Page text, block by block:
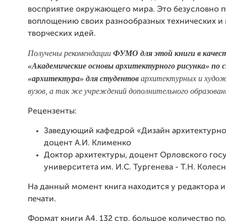
восприятие окружающего мира. Это безусловно
воплощению своих разнообразных технических и
творческих идей.
Получены рекомендации ФУМО для этой книги в
«Академические основы архитектурного рисунка» по
«архитектура» для студентов архитектурных и
вузов, а так же учреждений дополнительного
Рецензенты:
Заведующий кафедрой «Дизайн
доцент А.И. Клименко
Доктор архитектуры, доцент Орловского
университета им. И.С. Тургенева - Т.Н.
На данный момент книга находится у редактора и
печати.
Формат книги А4, 132 стр, большое количество